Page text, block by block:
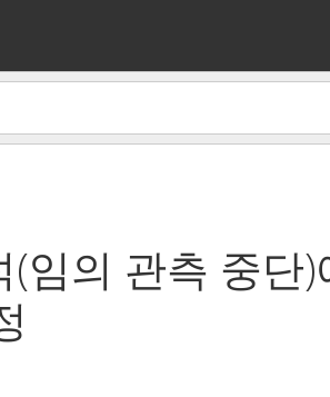
임의 관측 중단)